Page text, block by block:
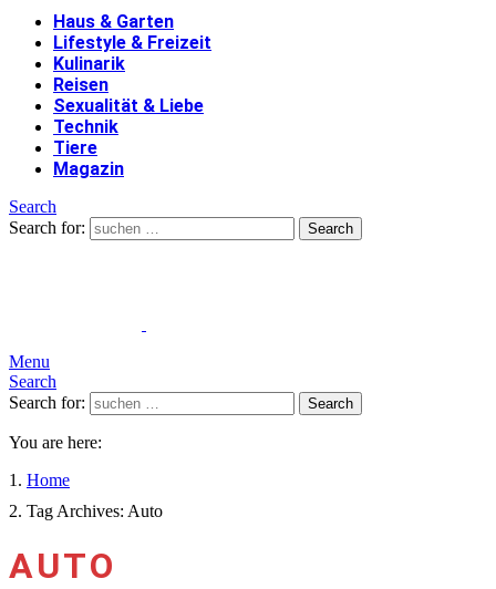
Haus & Garten
Lifestyle & Freizeit
Kulinarik
Reisen
Sexualität & Liebe
Technik
Tiere
Magazin
Search
Search for:
Search
Menu
Search
Search for:
Search
You are here:
Home
Tag Archives: Auto
AUTO